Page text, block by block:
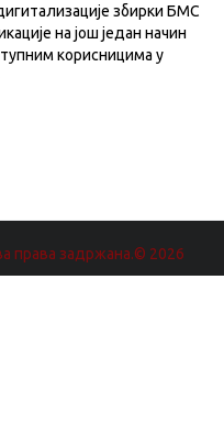
збирки БМС
на још један начин
корисницима у
права задржана.© 2026